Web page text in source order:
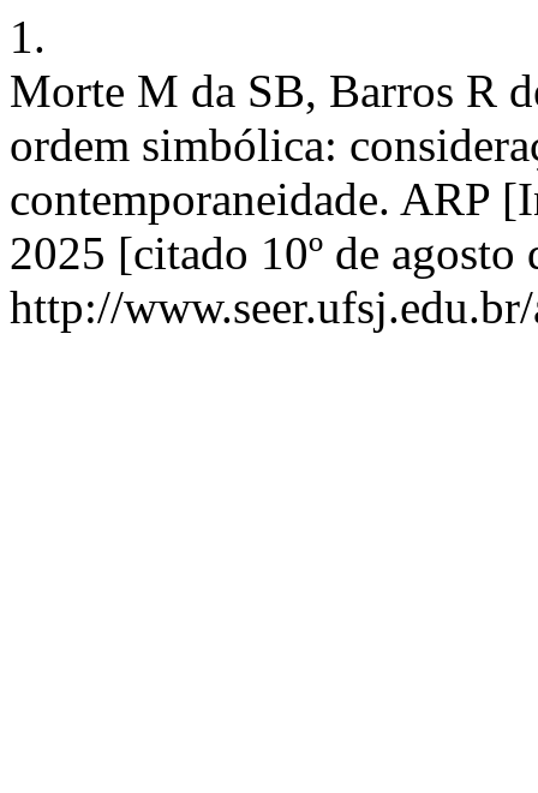
1.
Morte M da SB, Barros R
ordem simbólica:
contemporaneidade. ARP
2025 [citado 10º de
http://